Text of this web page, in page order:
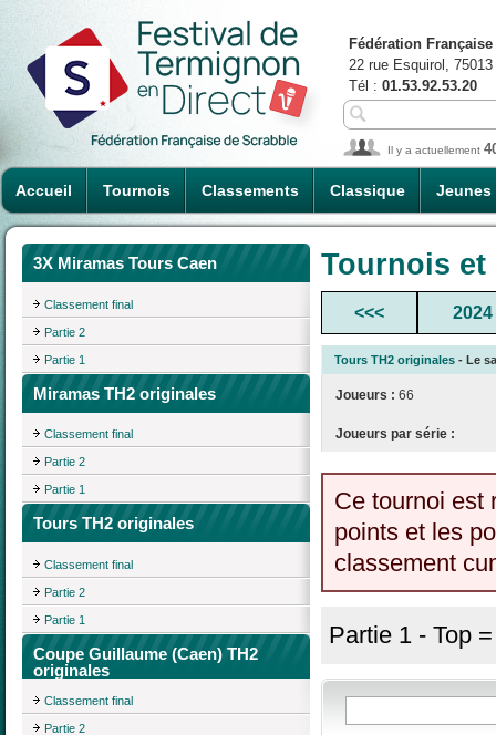
Accueil Tournois Classements Classique Jeunes
Fédération
22 rue Esquirol,
Tél : 01.53.92.53.20
Il y a actuellement
3X Miramas Tours Caen
Classement final
Partie 2
Partie 1
Miramas TH2 originales
Classement final
Partie 2
Partie 1
Tours TH2 originales
Classement final
Partie 2
Partie 1
Coupe Guillaume (Caen) TH2
originales
Classement final
Partie 2
Tournois
<<< 2024
Tours TH2 originales - Le
Joueurs : 66
Joueurs par série :
Ce tournoi est
points et les
classement
Partie 1 - Top